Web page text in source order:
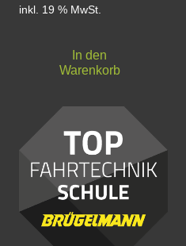
inkl. 19 % MwSt.
In den
Warenkorb